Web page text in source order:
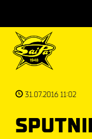
31.07.2016 11:02